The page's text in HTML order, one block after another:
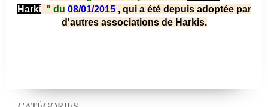
Harki " du 08/01/2015 , qui a été depuis adoptée par
d'autres associations de Harkis.